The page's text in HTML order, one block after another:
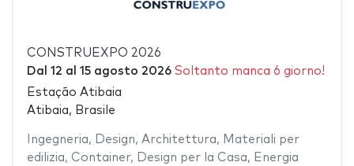
CONSTRUEXPO 2026
Dal 12 al 15 agosto 2026 Soltanto manca 6 giorno!
Estação Atibaia
Atibaia, Brasile
Ingegneria, Design, Architettura, Materiali per
edilizia, Container, Design per la Casa, Energia